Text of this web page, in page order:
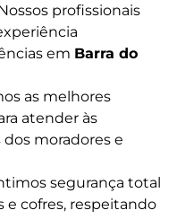
profissionais
em Barra do
as melhores
atender às
moradores e
segurança total
e cofres, respeitando